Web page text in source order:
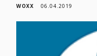
WOXX 06.04.2019